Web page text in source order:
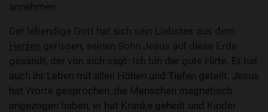
annehmen.
Der lebendige Gott hat sich sein Liebstes aus dem
Herzen gerissen, seinen Sohn Jesus auf diese Erde
gesandt, der von sich sagt: Ich bin der gute Hirte. Er hat
auch ihr Leben mit allen Höhen und Tiefen geteilt. Jesus
hat Worte gesprochen, die Menschen magnetisch
angezogen haben, er hat Kranke geheilt und Kinder